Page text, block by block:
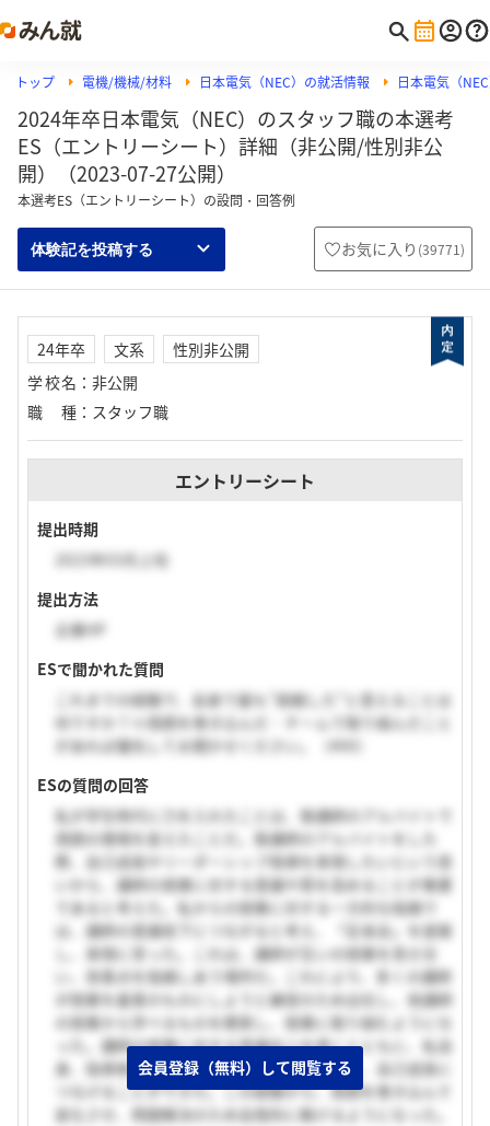
トップ 電機/機械/材料 日本電気（NEC）の就活情報 日本電気（
2024年卒日本電気（NEC）のスタッフ職の本選考
ES（エントリーシート）詳細（非公開/性別非公
開）（2023-07-27公開）
本選考ES（エントリーシート）の設問・回答例
体験記を投稿する お気に入り (39771)
24年卒 文系
性別非公開
学校名 ： 非公開
職種 ： スタッフ職
エントリーシート
提出時期
2023年03月上旬
提出方法
企業HP
ESで聞かれた質問
これまでの経験で、自身で最も”挑戦した”と思えることは
何ですか？※周囲を巻き込んだ・チームで取り組んだこと
があれば優先してお聞かせください。（400）
ESの質問の回答
私が学生時代に力を入れたことは、塾講師のアルバイトで
周囲の環境を変えたことだ。塾講師のアルバイトをした
際、自己成長やリーダーシップ発揮を実現したいという思
いから、講師の授業に対する意識や質を高めることが重要
であると考えた。私からの授業に対する一方的な指摘で
は、講師の意識低下につながると考え、「反省会」を提案
し、実現に至った。これは、講師が互いの授業を見せ合
い、改善点を指摘しあう場所だ。これにより、多くの講師
が授業を最善のものにしようと練習のため出社し、他講師
の授業から学べるものを模索し、授業に取り組むようにな
った。講師の授業に対する意識向上を導くとともに、私自
身、指導者として不足していた意識を確認し、自己成長に
つなげることができた。この経験から、周囲を巻き込んで
変化させ、問題解決のため自発的に動けるようになった。
会員登録（無料）して閲覧する